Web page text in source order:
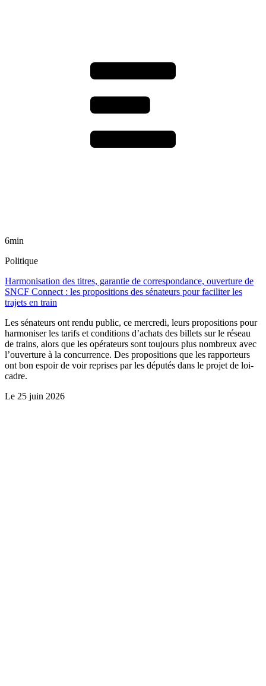
6min
Politique
Harmonisation des titres, garantie de correspondance, ouverture de
SNCF Connect : les propositions des sénateurs pour faciliter les
trajets en train
Les sénateurs ont rendu public, ce mercredi, leurs propositions pour
harmoniser les tarifs et conditions d’achats des billets sur le réseau
de trains, alors que les opérateurs sont toujours plus nombreux avec
l’ouverture à la concurrence. Des propositions que les rapporteurs
ont bon espoir de voir reprises par les députés dans le projet de loi-
cadre.
Le 25 juin 2026